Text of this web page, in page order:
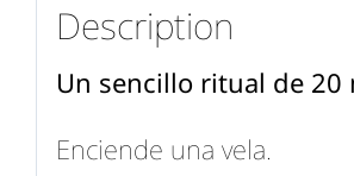
Description
Un sencillo ritual de 20
Enciende una vela.